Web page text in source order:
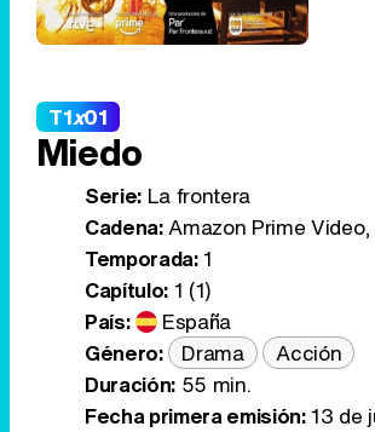
T1x01
Miedo
Serie:La frontera
Cadena:Amazon Prime Video,
Temporada:1
Capítulo:1 (1)
País:
España
Género:
Drama
Acción
Duración:55 min.
Fecha primera emisión:13 de